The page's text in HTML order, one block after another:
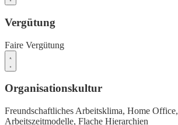
Vergütung
Faire Vergütung
Organisationskultur
Freundschaftliches Arbeitsklima, Home Office,
Arbeitszeitmodelle, Flache Hierarchien